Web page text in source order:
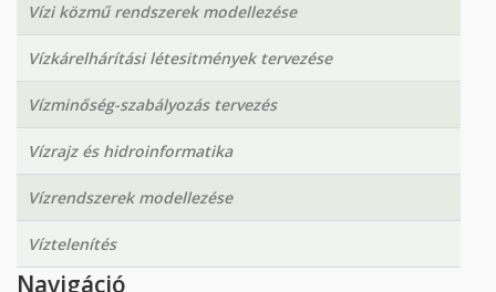
Vízi közmű rendszerek modellezése
Vízkárelhárítási létesitmények tervezése
Vízminőség-szabályozás tervezés
Vízrajz és hidroinformatika
Vízrendszerek modellezése
Víztelenítés
Navigáció